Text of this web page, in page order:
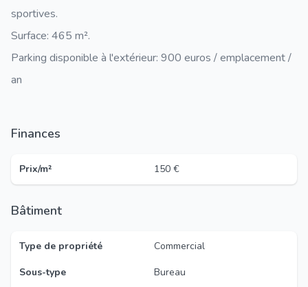
sportives.
Surface: 465 m².
Parking disponible à l'extérieur: 900 euros / emplacement /
an
Finances
Prix/m² 150 €
Bâtiment
Type de propriété
Commercial
Sous-type
Bureau